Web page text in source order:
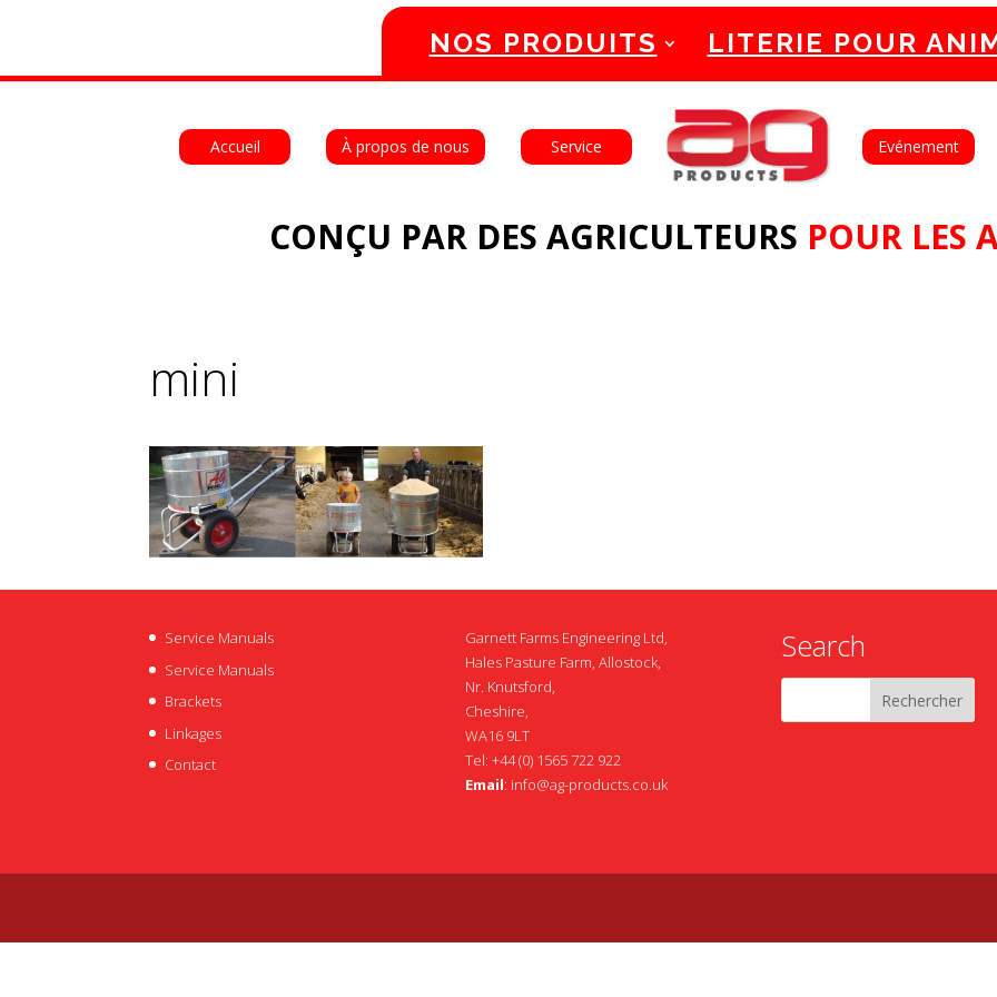
English Français
Accueil À propos de nous Service Evénement
CONÇU PAR DES AGRICULTEURS POUR LES
NOS PRODUITS LITERIE POUR
mini
Service Manuals
Service Manuals
Brackets
Linkages
Contact
Garnett Farms Engineering Ltd,
Hales Pasture Farm, Allostock,
Nr. Knutsford,
Cheshire,
WA16 9LT
Tel: +44 (0) 1565 722 922
Email: info@ag-products.co.uk
Search